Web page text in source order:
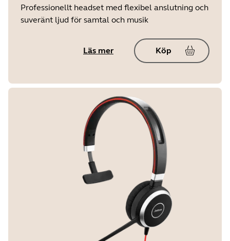
Professionellt headset med flexibel anslutning och
suveränt ljud för samtal och musik
Läs mer Köp